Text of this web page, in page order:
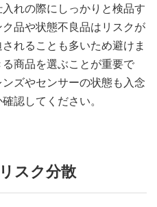
れの際にしっかりと検品す
品や状態不良品はリスクが
れることも多いため避けま
商品を選ぶことが重要で
ズやセンサーの状態も入念
認してください。
スク分散